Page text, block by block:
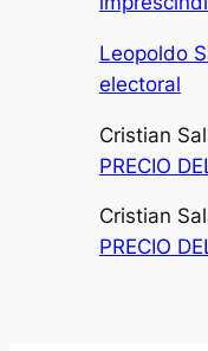
Leopoldo
electoral
Cristian
PRECIO
Cristian
PRECIO